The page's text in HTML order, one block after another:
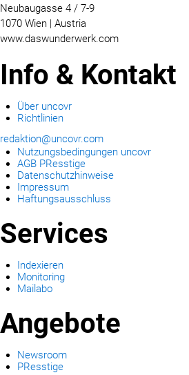
Neubaugasse 4 / 7-9
1070 Wien | Austria
www.daswunderwerk.com
Info & Kontakt
Über uncovr
Richtlinien
redaktion@uncovr.com
Nutzungsbedingungen uncovr
AGB PResstige
Datenschutzhinweise
Impressum
Haftungsausschluss
Services
Indexieren
Monitoring
Mailabo
Angebote
Newsroom
PResstige